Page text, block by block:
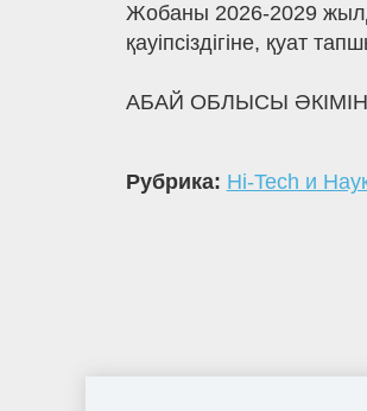
Жобаны 2026-2029
қауіпсіздігіне, қуат
АБАЙ ОБЛЫСЫ
Рубрика: Hi-Tech и